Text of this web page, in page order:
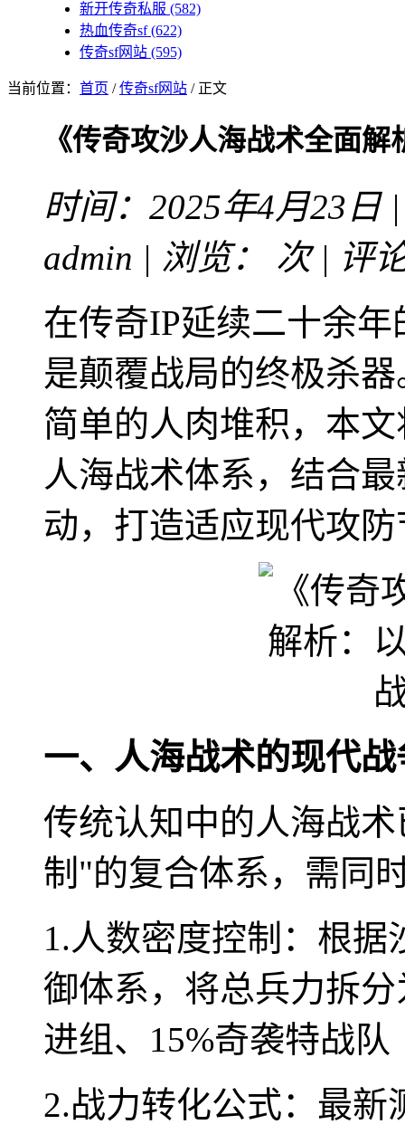
新开传奇私服 (582)
热血传奇sf(622)
传奇sf网站 (595)
当前位置： 首页 /传奇sf网站 / 正文
《传奇攻沙人海战术全面
时间：2025年4月23日
admin | 浏览：
次 | 评
在传奇IP延续二十余
是颠覆战局的终极杀
简单的人肉堆积，本
人海战术体系，结合
动，打造适应现代攻
一、人海战术的现代
传统认知中的人海战
制"的复合体系，需同
1.人数密度控制：根
御体系，将总兵力拆
进组、15%奇袭特战队
2.战力转化公式：最